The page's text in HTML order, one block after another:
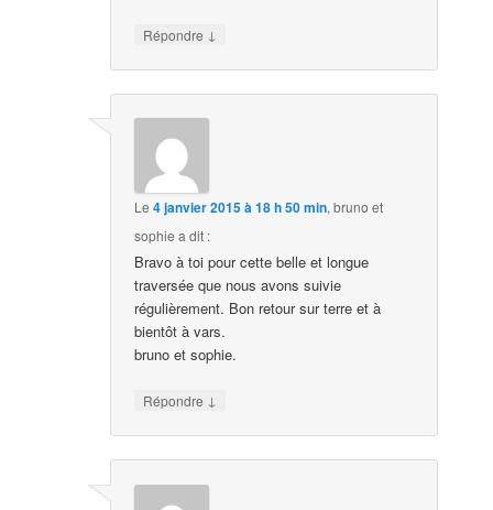
Répondre ↓
Le4 janvier 2015 à 18 h 50 min,bruno et
sophie a dit :
Bravo à toi pour cette belle et longue
traversée que nous avons suivie
régulièrement. Bon retour sur terre et à
bientôt à vars.
bruno et sophie.
Répondre ↓